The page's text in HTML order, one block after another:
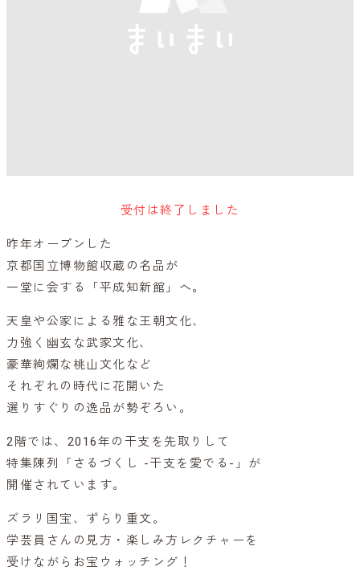
受付は終了しました
昨年オープンした
京都国立博物館収蔵の名品が
一堂に会する「平成知新館」へ。
天皇や公家による雅な王朝文化、
力強く幽玄な武家文化、
豪華絢爛な桃山文化など
それぞれの時代に花開いた
選りすぐりの逸品が勢ぞろい。
2階では、2016年の干支を先取りして
特集陳列「さるづくし -干支を愛でる-」が
開催されています。
ズラリ国宝、ずらり重文。
学芸員さんの見方・楽しみ方レクチャーを
受けながらお宝ウォッチング！